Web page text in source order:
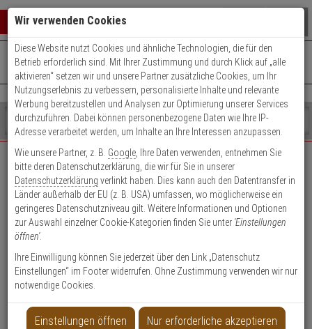
Warenkorb schließen
0 ARTIKEL IM WARENKORB
Ihr Warenkorb ist momentan leer.
Ergebnisse ()
Fertig
Shop
durchsuchen
Bitte
geben
Sie
mindestens
Zeichen
ein,
um
Suche
Es
wurde
noch
Kategorien
Suche
gestartet
+49 (0)821 899 493-0Mo. - Do.: 8:00 - 16:30 | Fr.: 8:00 - 14:00 Uhr
Kontaktservice nutzen
EXPERT-Security für Privatkunden
Das Beste für Ihre Sicherheit!
Geschäftskunden-
Konto anlegen
anlegen
Wir verwenden Cookies
Diese Website nutzt Cookies und ähnliche Technologien, die für den
Betrieb erforderlich sind. Mit Ihrer Zustimmung und durch Klick auf „alle
aktivieren“ setzen wir und unsere Partner zusätzliche Cookies, um Ihr
Nutzungserlebnis zu verbessern, personalisierte Inhalte und relevante
Werbung bereitzustellen und Analysen zur Optimierung unserer Services
durchzuführen. Dabei können personenbezogene Daten wie Ihre IP-
Adresse verarbeitet werden, um Inhalte an Ihre Interessen anzupassen.
Wie unsere Partner, z. B. Google , Ihre Daten verwenden, entnehmen Sie
bitte deren Datenschutzerklärung, die wir für Sie in unserer
Datenschutzerklärung verlinkt haben. Dies kann auch den Datentransfer in
Länder außerhalb der EU (z. B. USA) umfassen, wo möglicherweise ein
geringeres Datenschutzniveau gilt. Weitere Informationen und Optionen
zur Auswahl einzelner Cookie-Kategorien finden Sie unter 'Einstellungen
öffnen'.
Ihre Einwilligung können Sie jederzeit über den Link „Datenschutz
Einstellungen“ im Footer widerrufen. Ohne Zustimmung verwenden wir nur
notwendige Cookies.
Einstellungen öffnen Nur erforderliche akzeptieren